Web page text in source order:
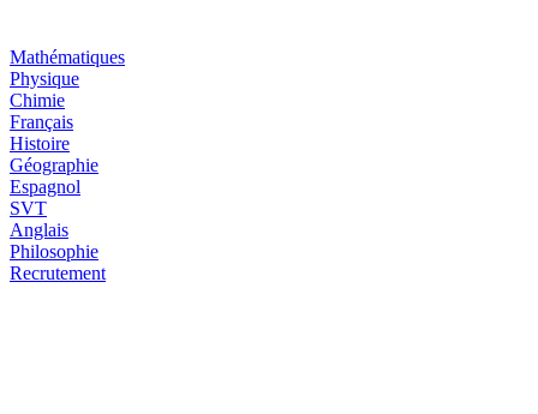
Mathématiques
Physique
Chimie
Français
Histoire
Géographie
Espagnol
SVT
Anglais
Philosophie
Recrutement